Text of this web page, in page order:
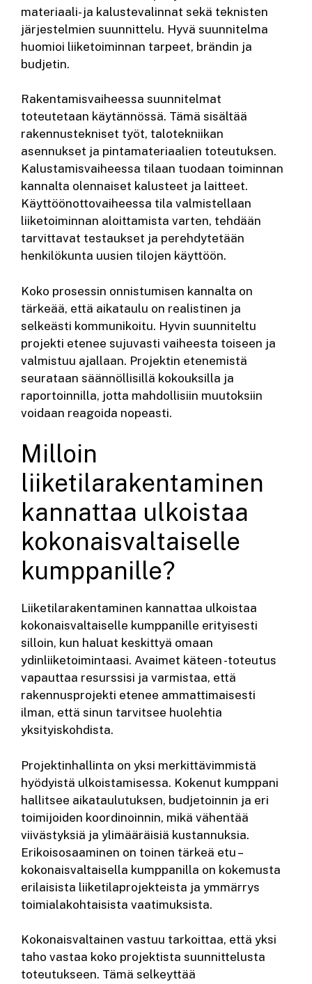
materiaali- ja kalustevalinnat sekä teknisten
järjestelmien suunnittelu. Hyvä suunnitelma
huomioi liiketoiminnan tarpeet, brändin ja
budjetin.
Rakentamisvaiheessa suunnitelmat
toteutetaan käytännössä. Tämä sisältää
rakennustekniset työt, talotekniikan
asennukset ja pintamateriaalien toteutuksen.
Kalustamisvaiheessa tilaan tuodaan toiminnan
kannalta olennaiset kalusteet ja laitteet.
Käyttöönottovaiheessa tila valmistellaan
liiketoiminnan aloittamista varten, tehdään
tarvittavat testaukset ja perehdytetään
henkilökunta uusien tilojen käyttöön.
Koko prosessin onnistumisen kannalta on
tärkeää, että aikataulu on realistinen ja
selkeästi kommunikoitu. Hyvin suunniteltu
projekti etenee sujuvasti vaiheesta toiseen ja
valmistuu ajallaan. Projektin etenemistä
seurataan säännöllisillä kokouksilla ja
raportoinnilla, jotta mahdollisiin muutoksiin
voidaan reagoida nopeasti.
Milloin
liiketilarakentaminen
kannattaa ulkoistaa
kokonaisvaltaiselle
kumppanille?
Liiketilarakentaminen kannattaa ulkoistaa
kokonaisvaltaiselle kumppanille erityisesti
silloin, kun haluat keskittyä omaan
ydinliiketoimintaasi. Avaimet käteen -toteutus
vapauttaa resurssisi ja varmistaa, että
rakennusprojekti etenee ammattimaisesti
ilman, että sinun tarvitsee huolehtia
yksityiskohdista.
Projektinhallinta on yksi merkittävimmistä
hyödyistä ulkoistamisessa. Kokenut kumppani
hallitsee aikataulutuksen, budjetoinnin ja eri
toimijoiden koordinoinnin, mikä vähentää
viivästyksiä ja ylimääräisiä kustannuksia.
Erikoisosaaminen on toinen tärkeä etu –
kokonaisvaltaisella kumppanilla on kokemusta
erilaisista liiketilaprojekteista ja ymmärrys
toimialakohtaisista vaatimuksista.
Kokonaisvaltainen vastuu tarkoittaa, että yksi
taho vastaa koko projektista suunnittelusta
toteutukseen. Tämä selkeyttää